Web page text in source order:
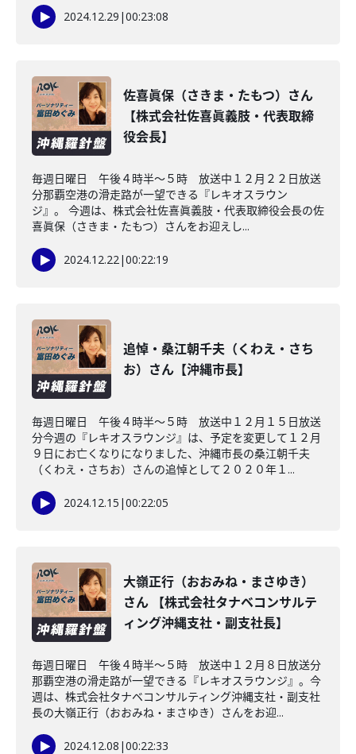
2024.12.29 |00:23:08
佐喜眞保（さきま・たもつ）さん
【株式会社佐喜眞義肢・代表取締
役会長】
毎週日曜日 午後４時半～５時 放送中１２月２２日放送
分那覇空港の滑走路が一望できる『レキオスラウン
ジ』。 今週は、株式会社佐喜眞義肢・代表取締役会長の佐
喜眞保（さきま・たもつ）さんをお迎えし...
2024.12.22|00:22:19
追悼・桑江朝千夫（くわえ・さち
お）さん【沖縄市長】
毎週日曜日 午後４時半～５時 放送中１２月１５日放送
分今週の『レキオスラウンジ』は、予定を変更して１２月
９日にお亡くなりになりました、沖縄市長の桑江朝千夫
（くわえ・さちお）さんの追悼として２０２０年１...
2024.12.15 |00:22:05
大嶺正行（おおみね・まさゆき）
さん 【株式会社タナベコンサルテ
ィング沖縄支社・副支社長】
毎週日曜日 午後４時半～５時 放送中１２月８日放送分
那覇空港の滑走路が一望できる『レキオスラウンジ』。今
週は、株式会社タナベコンサルティング沖縄支社・副支社
長の大嶺正行（おおみね・まさゆき）さんをお迎...
2024.12.08 |00:22:33